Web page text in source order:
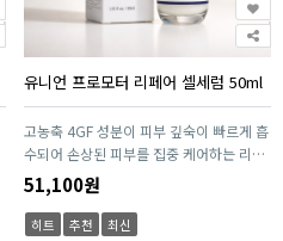
유니언 프로모터 리페어 셀세럼 50ml
고농축 4GF 성분이 피부 깊숙이 빠르게 흡
수되어 손상된 피부를 집중 케어하는 리페
어 세럼. 민감해진 피부를 진정시키고 수분
을 즉각적으로 채워 촉촉한 피부 컨디션을
완성합니다. 피부 결을 매끈하게 정돈하고
51,100원
히트 추천 최신